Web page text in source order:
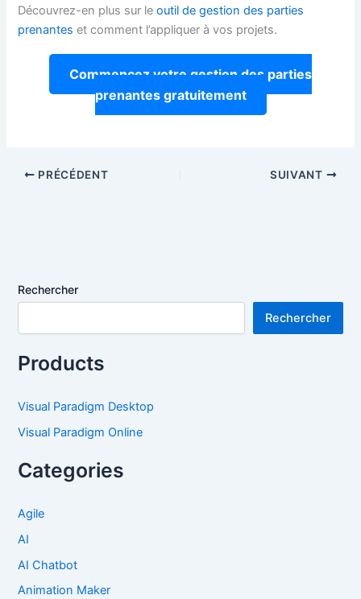
Découvrez-en plus sur leoutil de gestion des parties
prenantes et comment l’appliquer à vos projets.
Commencez votre gestion des parties
prenantes gratuitement
PRÉCÉDENT SUIVANT
Rechercher
Rechercher
Products
Visual Paradigm Desktop
Visual Paradigm Online
Categories
Agile
AI
AI Chatbot
Animation Maker